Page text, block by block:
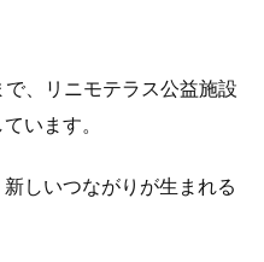
、リニモテラス公益施設
います。
しいつながりが生まれる